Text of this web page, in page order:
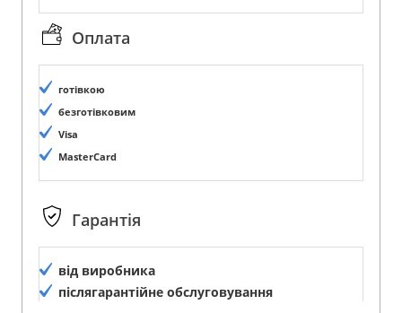
Оплата
готівкою
безготівковим
Visa
MasterCard
Гарантія
від виробника
післягарантійне обслуговування